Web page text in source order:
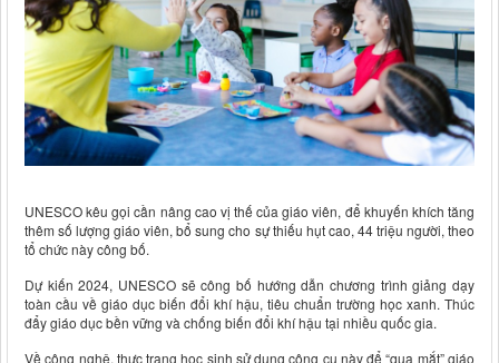
UNESCO kêu gọi cần nâng cao vị thế của giáo viên, để khuyến khích tăng
thêm số lượng giáo viên, bổ sung cho sự thiếu hụt cao, 44 triệu người, theo
tổ chức này công bố.
Dự kiến 2024, UNESCO sẽ công bố hướng dẫn chương trình giảng dạy
toàn cầu về giáo dục biến đổi khí hậu, tiêu chuẩn trường học xanh. Thúc
đẩy giáo dục bền vững và chống biến đổi khí hậu tại nhiều quốc gia.
Về công nghệ, thực trạng học sinh sử dụng công cụ này để “qua mắt” giáo